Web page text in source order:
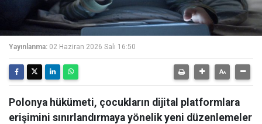
Yayınlanma: 02 Haziran 2026 Salı 16:50
Polonya hükümeti, çocukların dijital platformlara
erişimini sınırlandırmaya yönelik yeni düzenlemeler